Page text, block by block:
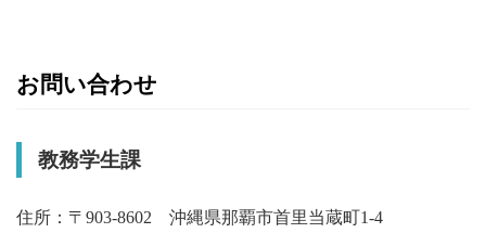
お問い合わせ
教務学生課
住所：〒903-8602 沖縄県那覇市首里当蔵町1-4